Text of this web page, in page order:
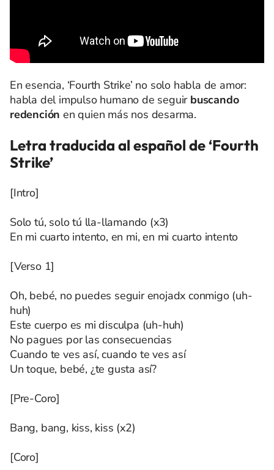
En esencia, ‘Fourth Strike’ no solo habla de amor:
habla del impulso humano de seguir buscando
redención en quien más nos desarma.
Letra traducida al español de ‘Fourth
Strike’
[Intro]
Solo tú, solo tú lla-llamando (x3)
En mi cuarto intento, en mi, en mi cuarto intento
[Verso 1]
Oh, bebé, no puedes seguir enojadx conmigo (uh-
huh)
Este cuerpo es mi disculpa (uh-huh)
No pagues por las consecuencias
Cuando te ves así, cuando te ves así
Un toque, bebé, ¿te gusta así?
[Pre-Coro]
Bang, bang, kiss, kiss (x2)
[Coro]